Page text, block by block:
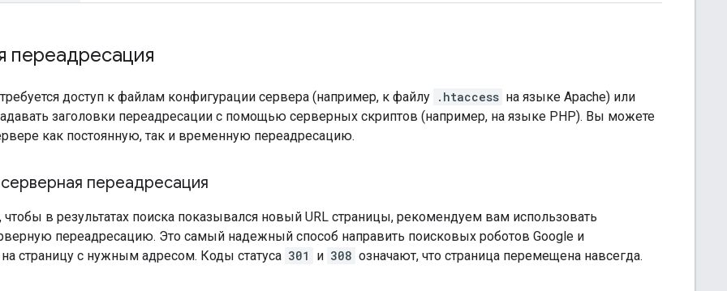
переадресация
требуется доступ к файлам конфигурации сервера (например, к файлу .htaccess на языке Apache) или
заголовки переадресации с помощью серверных скриптов (например, на языке PHP). Вы можете
как постоянную, так и временную переадресацию.
серверная переадресация
чтобы в результатах поиска показывался новый URL страницы, рекомендуем вам использовать
переадресацию. Это самый надежный способ направить поисковых роботов Google и
на страницу с нужным адресом. Коды статуса 301 и 308 означают, что страница перемещена навсегда.